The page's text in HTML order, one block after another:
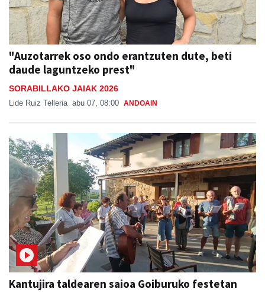
"Auzotarrek oso ondo erantzuten dute, beti
daude laguntzeko prest"
SORABILLAKO JAIAK 2026
Lide Ruiz Telleria abu 07, 08:00 ANDOAIN
Kantujira taldearen saioa Goiburuko festetan